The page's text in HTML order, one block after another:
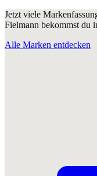
Jetzt viele
Fielmann bekommst du
Alle Marken entdecken